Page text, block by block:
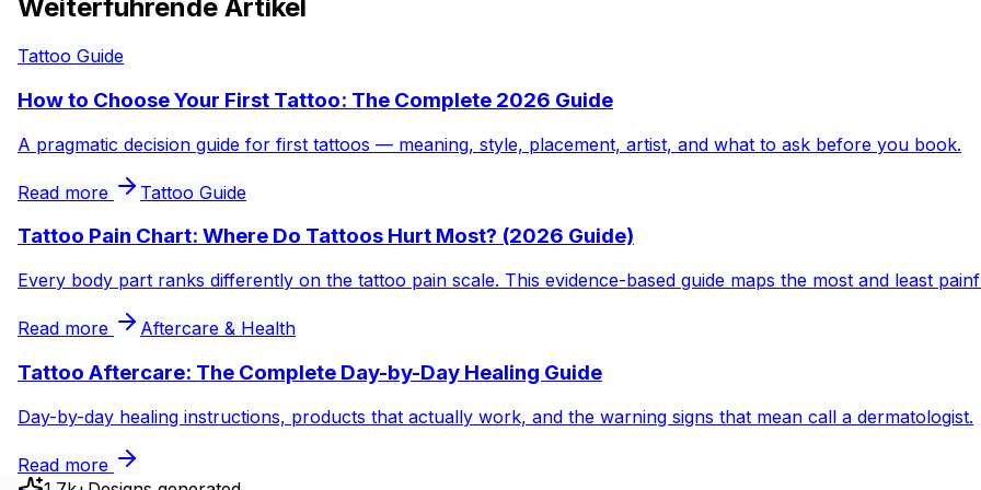
Weiterführende Artikel
Tattoo Guide
How to Choose Your First Tattoo: The Complete 2026 Guide
A pragmatic decision guide for first tattoos — meaning, style, placement, artist, and what to ask before you book.
Read more Tattoo Guide
Tattoo Pain Chart: Where Do Tattoos Hurt Most? (2026 Guide)
Every body part ranks differently on the tattoo pain scale. This evidence-based guide maps the most and least
Read more Aftercare & Health
Tattoo Aftercare: The Complete Day-by-Day Healing Guide
Day-by-day healing instructions, products that actually work, and the warning signs that mean call a dermatologist.
Read more